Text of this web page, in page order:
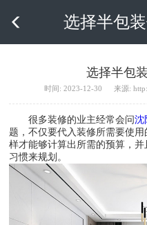
 选择半包
选择半包
时间: 2023-12-30 来源:
很多装修的业主经常会问沈
题，不仅要代入装修所需要使
样才能够计算出所需的预算，
习惯来规划。